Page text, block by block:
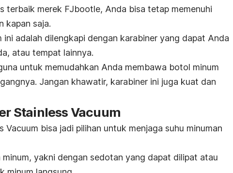
terbaik merek FJbootle, Anda bisa tetap memenuhi
kapan saja.
ini adalah dilengkapi dengan karabiner yang dapat Anda
atau tempat lainnya.
untuk memudahkan Anda membawa botol minum
Jangan khawatir, karabiner ini juga kuat dan
Stainless Vacuum
Vacuum bisa jadi pilihan untuk menjaga suhu minuman
minum, yakni dengan sedotan yang dapat dilipat atau